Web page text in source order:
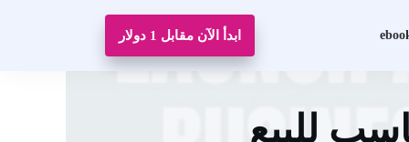
ابدأ الآن مقابل 1 دولار